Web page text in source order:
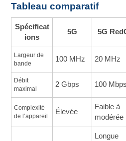
Tableau comparatif
Spécificat
ions
5G 5G
Largeur de
bande
100 MHz 20 MHz
Débit
maximal
2 Gbps 100 Mbps
Complexité
de l’appareil
Élevée
Faible à
modérée
Longue